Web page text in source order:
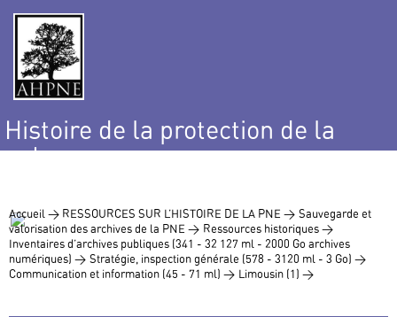
Histoire de la protection de la
nature
Accueil > RESSOURCES SUR L’HISTOIRE DE LA PNE > Sauvegarde et
valorisation des archives de la PNE > Ressources historiques >
Inventaires d’archives publiques (341 - 32 127 ml - 2000 Go archives
numériques) > Stratégie, inspection générale (578 - 3120 ml - 3 Go) >
Communication et information (45 - 71 ml) > Limousin (1) >